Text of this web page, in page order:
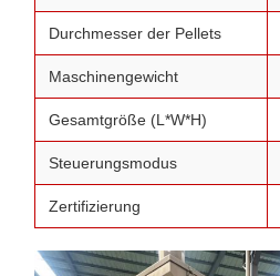
Durchmesser der Pellets
Maschinengewicht
Gesamtgröße (L*W*H)
Steuerungsmodus
Zertifizierung